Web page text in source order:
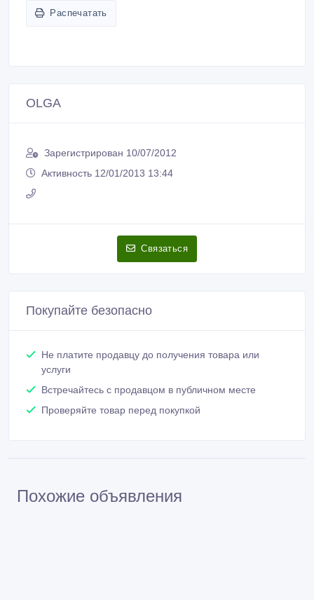
Распечатать
OLGA
Зарегистрирован 10/07/2012
Активность 12/01/2013 13:44
Связаться
Покупайте безопасно
Не платите продавцу до получения товара или
услуги
Встречайтесь с продавцом в публичном месте
Проверяйте товар перед покупкой
Похожие объявления